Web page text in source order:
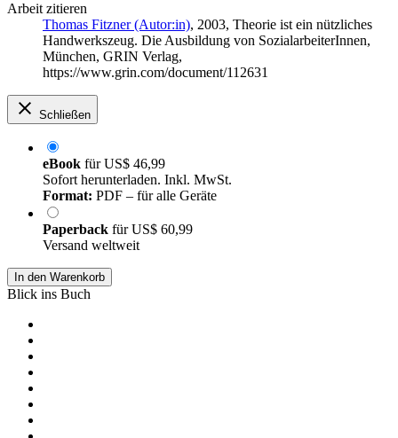
Arbeit zitieren
Thomas Fitzner (Autor:in), 2003, Theorie ist ein nützliches
Handwerkszeug. Die Ausbildung von SozialarbeiterInnen,
München, GRIN Verlag,
https://www.grin.com/document/112631
Schließen
eBook fürUS$ 46,99
Sofort herunterladen. Inkl. MwSt.
Format: PDF – für alle Geräte
Paperback fürUS$ 60,99
Versand weltweit
In den Warenkorb
Blick ins Buch